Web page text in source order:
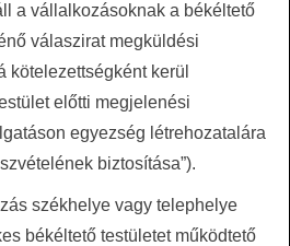
a vállalkozásoknak a békéltető
válaszirat megküldési
kötelezettségként kerül
előtti megjelenési
egyezség létrehozatalára
biztosítása”).
székhelye vagy telephelye
békéltető testületet működtető